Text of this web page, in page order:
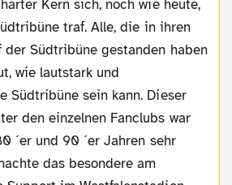
Kern sich, noch wie heute,
traf. Alle, die in ihren
der Südtribüne gestanden haben
wie lautstark und
Südtribüne sein kann. Dieser
den einzelnen Fanclubs war
´er und 90 ´er Jahren sehr
das besondere am